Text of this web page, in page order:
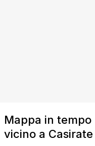
Mappa in
vicino a